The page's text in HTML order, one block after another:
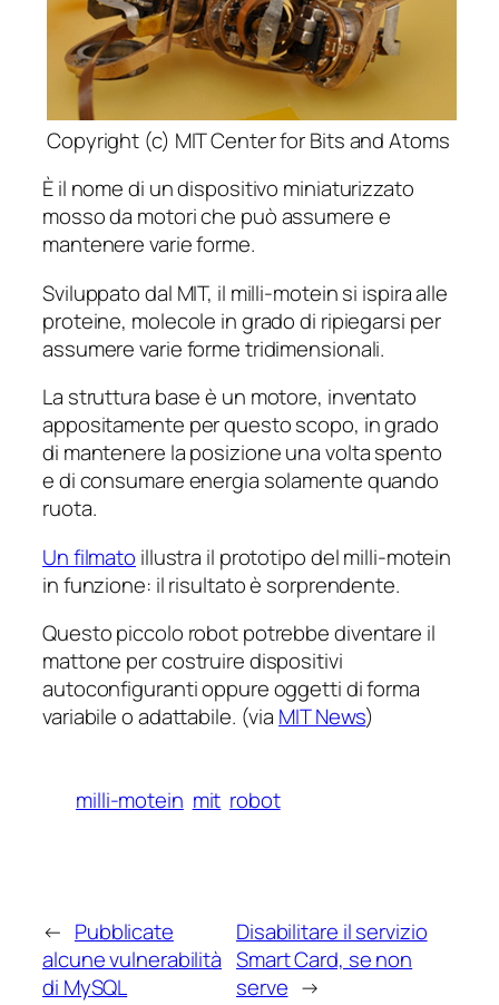
Copyright (c) MIT Center for Bits and Atoms
È il nome di un dispositivo miniaturizzato
mosso da motori che può assumere e
mantenere varie forme.
Sviluppato dal MIT, il milli-motein si ispira alle
proteine, molecole in grado di ripiegarsi per
assumere varie forme tridimensionali.
La struttura base è un motore, inventato
appositamente per questo scopo, in grado
di mantenere la posizione una volta spento
e di consumare energia solamente quando
ruota.
Un filmato illustra il prototipo del milli-motein
in funzione: il risultato è sorprendente.
Questo piccolo robot potrebbe diventare il
mattone per costruire dispositivi
autoconfiguranti oppure oggetti di forma
variabile o adattabile. (via MIT News)
milli-motein mit robot
← Pubblicate
alcune vulnerabilità
di MySQL
Disabilitare il servizio
Smart Card, se non
serve →